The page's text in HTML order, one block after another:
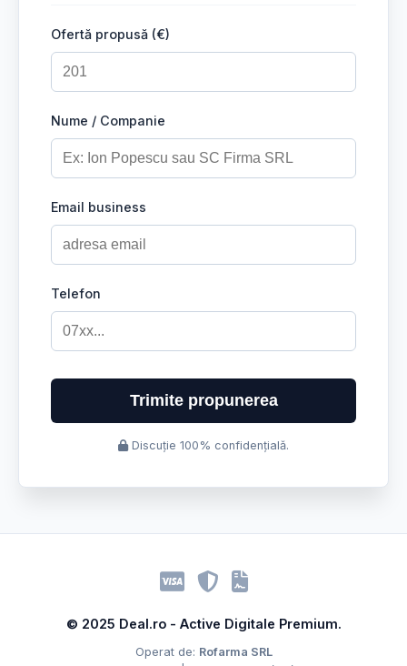
Ofertă propusă (€)
Nume / Companie
Email business
Telefon
Trimite propunerea
Discuție 100% confidențială.
© 2025 Deal.ro - Active Digitale Premium.
Operat de: Rofarma SRL